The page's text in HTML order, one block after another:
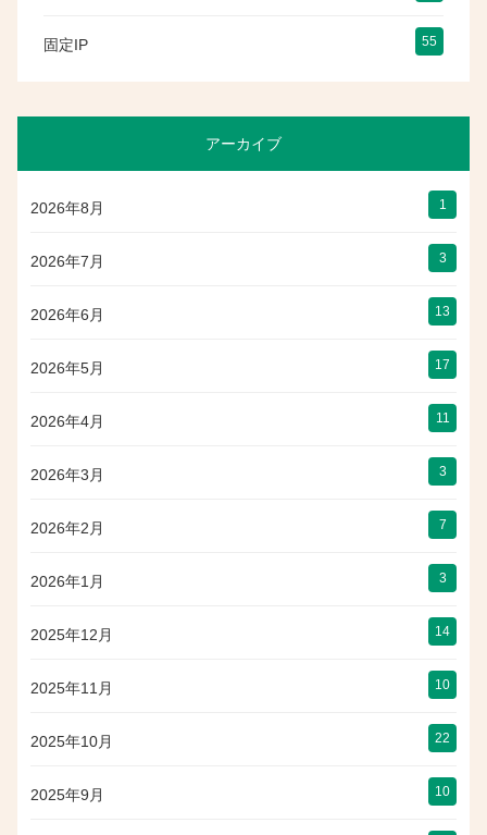
固定IP 55
アーカイブ
2026年8月 1
2026年7月 3
2026年6月 13
2026年5月 17
2026年4月 11
2026年3月 3
2026年2月 7
2026年1月 3
2025年12月 14
2025年11月 10
2025年10月 22
2025年9月 10